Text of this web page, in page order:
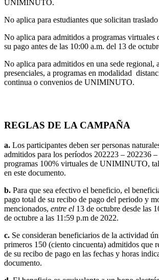
UNIMINUTO.
No aplica para estudiantes que solicitan
No aplica para admitidos a programas virtuales
su pago antes de las 10:00 a.m. del 13 de
No aplica para admitidos en una sede regional,
presenciales, a programas en modalidad
continua o convenios de UNIMINUTO.
REGLAS DE LA CAMPAÑA
a. Los participantes deben ser personas
admitidos para los períodos 202223 – 202236
programas 100% virtuales de UNIMINUTO,
en este documento.
b. Para que sea efectivo el beneficio, el
pago total de su recibo de pago del periodo y
mencionados, entre el 13 de octubre desde las
de octubre a las 11:59 p.m de 2022.
c. Se consideran beneficiarios de la actividad
primeros 150 (ciento cincuenta) admitidos que
de su recibo de pago en las fechas y horas
documento.